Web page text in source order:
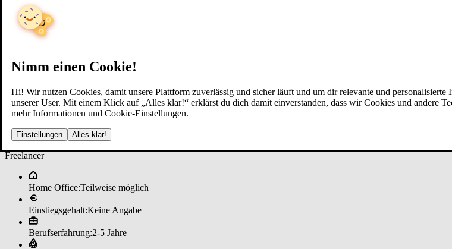
Nimm einen Cookie!
Hi! Wir nutzen Cookies, damit unsere Plattform zuverlässig und sicher läuft und um dir relevante und
unserer User. Mit einem Klick auf „Alles klar!“ erklärst du dich damit einverstanden, dass wir Cookies und andere
mehr Informationen und Cookie-Einstellungen.
Einstellungen Alles klar!
Fi­nanz­be­ra­ter (m/w/d) Ver­si­che­run­g/Ver­mö­gen bei
Freelancer
Home Office:Teilweise möglich
Einstiegsgehalt:Keine Angabe
Berufserfahrung:2-5 Jahre